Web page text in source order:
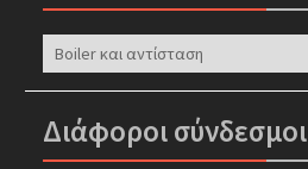
Kατηγορίες
Διάφοροι σύνδεσμοι